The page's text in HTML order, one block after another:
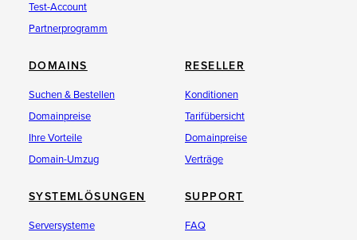
Test-Account
Partnerprogramm
DOMAINS
Suchen & Bestellen
Domainpreise
Ihre Vorteile
Domain-Umzug
RESELLER
Konditionen
Tarifübersicht
Domainpreise
Verträge
SYSTEMLÖSUNGEN
Serversysteme
SUPPORT
FAQ